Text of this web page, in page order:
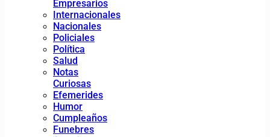
Empresarios
Internacionales
Nacionales
Policiales
Política
Salud
Notas
Curiosas
Efemerides
Humor
Cumpleaños
Funebres